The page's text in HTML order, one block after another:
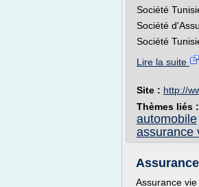
Société
Société
Société
Lire la suite
Site : http://
Thèmes liés :
automobile
assurance
Assurance vie